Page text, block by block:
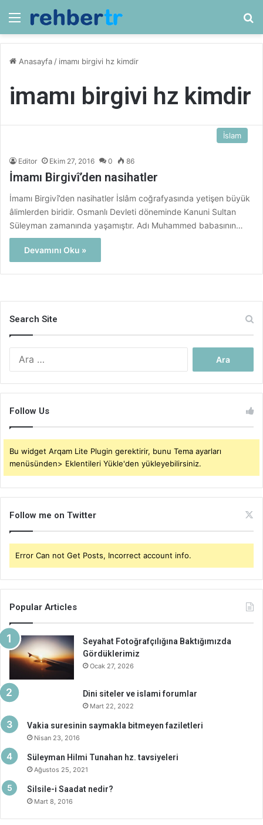
Menü
Anasayfa / imamı birgivi hz kimdir
imamı birgivi hz kimdir
İslam
Editor Ekim 27, 2016 0 86
İmamı Birgivî’den nasihatler
İmamı Birgivî’den nasihatler İslâm coğrafyasında yetişen büyük
âlimlerden biridir. Osmanlı Devleti döneminde Kanuni Sultan
Süleyman zamanında yaşamıştır. Adı Muhammed babasının…
Devamını Oku »
Search Site
Follow Us
Bu widget Arqam Lite Plugin gerektirir, bunu Tema ayarları
menüsünden> Eklentileri Yükle'den yükleyebilirsiniz.
Follow me on Twitter
Error Can not Get Posts, Incorrect account info.
Popular Articles
Seyahat Fotoğrafçılığına Baktığımızda
Gördüklerimiz
Ocak 27, 2026
Dini siteler ve islami forumlar
Mart 22, 2022
Vakia suresinin saymakla bitmeyen faziletleri
Nisan 23, 2016
Süleyman Hilmi Tunahan hz. tavsiyeleri
Ağustos 25, 2021
Silsile-i Saadat nedir?
Mart 8, 2016